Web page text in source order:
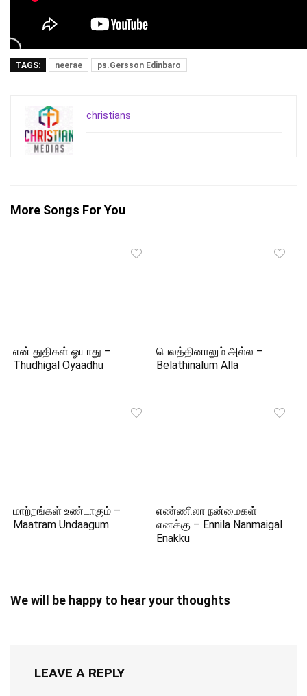
TAGS: neerae ps.Gersson Edinbaro
christians
More Songs For You
என் துதிகள் ஓயாது –
Thudhigal Oyaadhu
பெலத்தினாலும் அல்ல –
Belathinalum Alla
மாற்றங்கள் உண்டாகும் –
Maatram Undaagum
எண்ணிலா நன்மைகள்
எனக்கு – Ennila Nanmaigal
Enakku
We will be happy to hear your thoughts
LEAVE A REPLY